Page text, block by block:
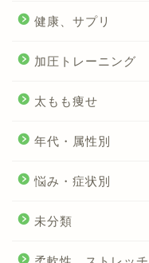
健康、サプリ
加圧トレーニング
太もも痩せ
年代・属性別
悩み・症状別
未分類